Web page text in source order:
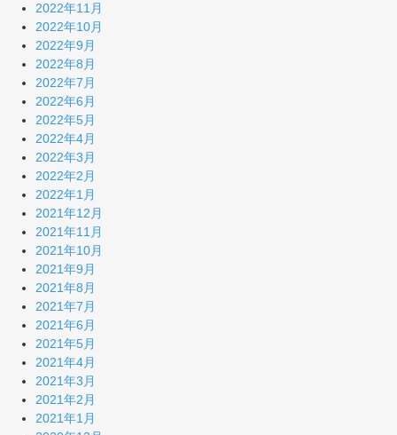
2022年11月
2022年10月
2022年9月
2022年8月
2022年7月
2022年6月
2022年5月
2022年4月
2022年3月
2022年2月
2022年1月
2021年12月
2021年11月
2021年10月
2021年9月
2021年8月
2021年7月
2021年6月
2021年5月
2021年4月
2021年3月
2021年2月
2021年1月